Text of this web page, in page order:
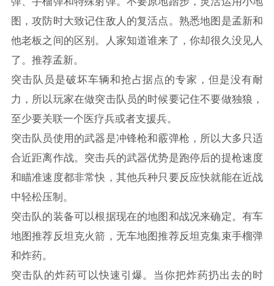
图，攻防时大致记住敌人的复活点。熟悉地图是孟新和
他老板之间的区别。人家知道谁来了，你却很久没见人
了。推荐孟新。
突击队员是破坏车辆和抢占据点的专家，但是没有耐
力，所以玩家在做突击队员的时候要记住不要做独狼，
至少要关联一个医疗兵或者支援兵。
突击队员使用的武器是冲锋枪和霰弹枪，所以大多只适
合近距离作战。突击兵的武器优势是跑停后的提枪速度
和瞄准速度都非常快，其他兵种只要反应快就能在近战
中轻松压制。
突击队的装备可以根据现在的地图和战况来确定。有车
地图推荐反坦克火箭，无车地图推荐反坦克集束手榴弹
和炸药。
突击队的炸药可以快速引爆。当你把炸药扔出去的时